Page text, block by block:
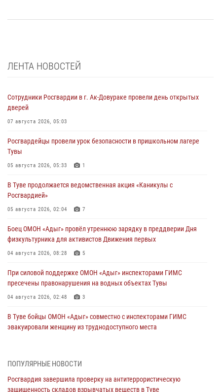
ЛЕНТА НОВОСТЕЙ
Сотрудники Росгвардии в г. Ак-Довураке провели день открытых
дверей
07 августа 2026, 05:03
Росгвардейцы провели урок безопасности в пришкольном лагере
Тувы
05 августа 2026, 05:33 1
В Туве продолжается ведомственная акция «Каникулы с
Росгвардией»
05 августа 2026, 02:04 7
Боец ОМОН «Адыг» провёл утреннюю зарядку в преддверии Дня
физкультурника для активистов Движения первых
04 августа 2026, 08:28 5
При силовой поддержке ОМОН «Адыг» инспекторами ГИМС
пресечены правонарушения на водных объектах Тувы
04 августа 2026, 02:48 3
В Туве бойцы ОМОН «Адыг» совместно с инспекторами ГИМС
эвакуировали женщину из труднодоступного места
Росгвардия проверила организацию отдыха детей в детских
31 июля 2026, 03:49
ПОПУЛЯРНЫЕ НОВОСТИ
Росгвардия завершила проверку на антитеррористическую
защищенность складов взрывчатых веществ в Туве